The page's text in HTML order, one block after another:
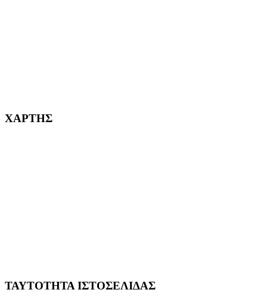
ΧΑΡΤΗΣ
ΤΑΥΤΟΤΗΤΑ ΙΣΤΟΣΕΛΙΔΑΣ